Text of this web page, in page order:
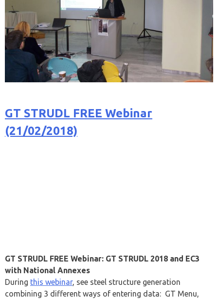
GT STRUDL FREE Webinar
(21/02/2018)
GT STRUDL FREE Webinar: GT STRUDL 2018 and EC3
with National Annexes
During this webinar, see steel structure generation
combining 3 different ways of entering data: GT Menu,